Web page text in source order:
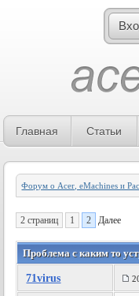
Главная Статьи
Форум о Acer, eMachines и
2 страниц 1 2 Далее
Проблема с каким то
71virus